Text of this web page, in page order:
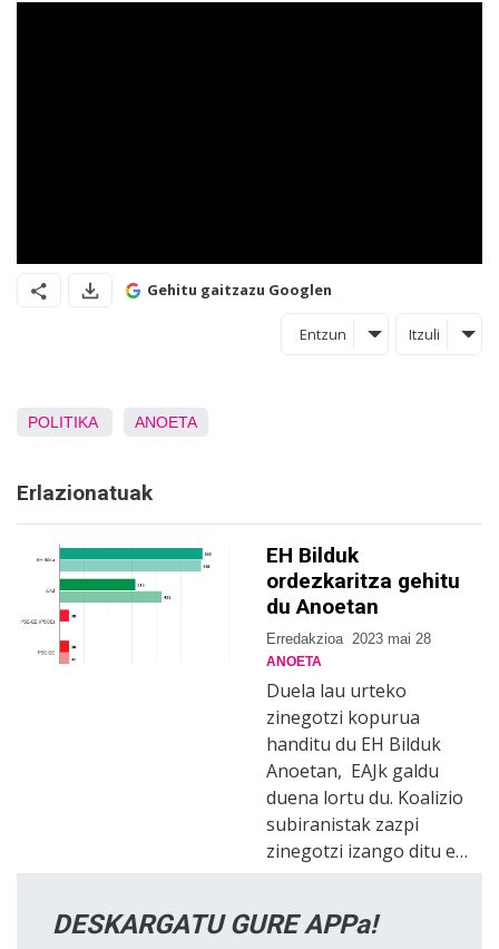
Gehitu gaitzazu Googlen
Entzun Itzuli
POLITIKA ANOETA
Erlazionatuak
EH Bilduk
ordezkaritza gehitu
du Anoetan
Erredakzioa 2023 mai 28
ANOETA
Duela lau urteko
zinegotzi kopurua
handitu du EH Bilduk
Anoetan, EAJk galdu
duena lortu du. Koalizio
subiranistak zazpi
zinegotzi izango ditu e…
DESKARGATU GURE APPa!